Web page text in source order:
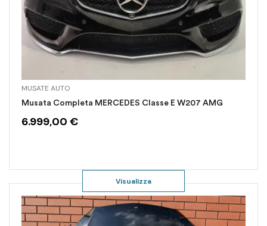
MUSATE AUTO
Musata Completa MERCEDES Classe E W207 AMG
6.999,00 €
Visualizza